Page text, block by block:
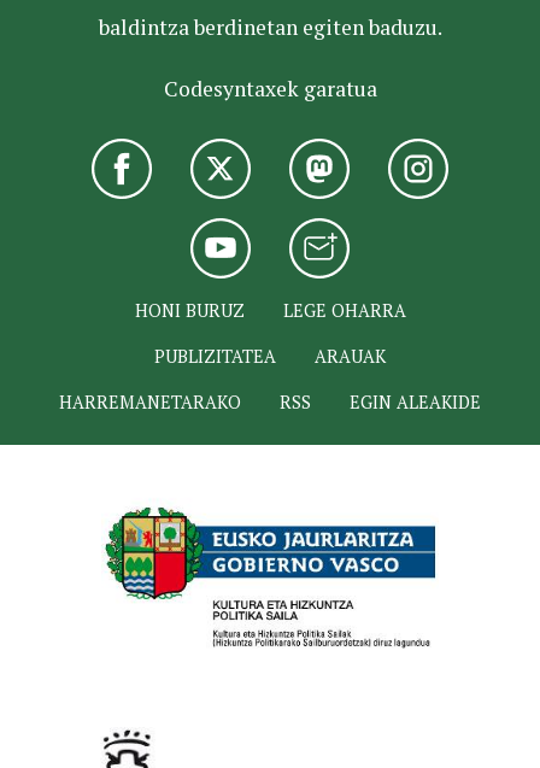
baldintza berdinetan egiten baduzu.
Codesyntaxek garatua
HONI BURUZ
LEGE OHARRA
PUBLIZITATEA
ARAUAK
HARREMANETARAKO
RSS EGIN ALEAKIDE